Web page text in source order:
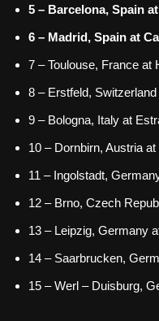
5 – Barcelona, Spain
6 – Madrid, Spain at
7 – Toulouse, France at
8 – Erstfeld,
9 – Bologna, Italy at
10 – Dornbirn, Austria
11 – Ingolstadt,
12 – Brno, Czech
13 – Leipzig, Germany
14 – Saarbrucken,
15 – Werl – Duisburg,